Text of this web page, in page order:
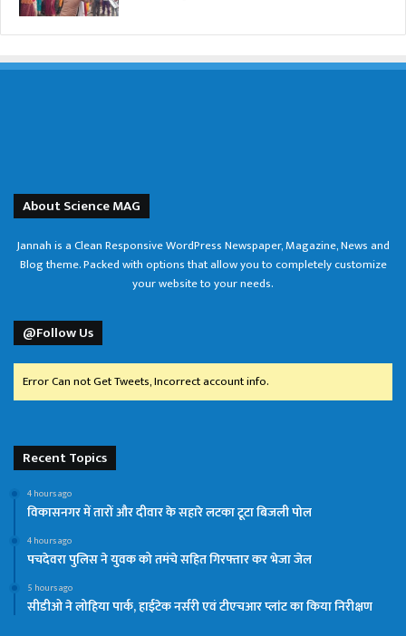
About Science MAG
Jannah is a Clean Responsive WordPress Newspaper, Magazine, News and
Blog theme. Packed with options that allow you to completely customize
your website to your needs.
@Follow Us
Error Can not Get Tweets, Incorrect account info.
Recent Topics
4 hours ago
विकासनगर में तारों और दीवार के सहारे लटका टूटा बिजली पोल
4 hours ago
पचदेवरा पुलिस ने युवक को तमंचे सहित गिरफ्तार कर भेजा जेल
5 hours ago
सीडीओ ने लोहिया पार्क, हाईटेक नर्सरी एवं टीएचआर प्लांट का किया निरीक्षण